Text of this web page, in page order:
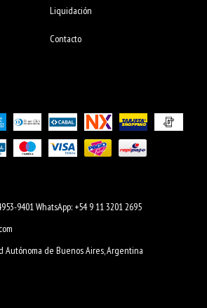
Liquidación
Contacto
9401 WhatsApp: +54 9 11 3201 2695
Autónoma de Buenos Aires, Argentina